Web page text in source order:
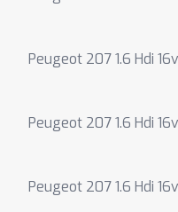
Peugeot 207 1.6 Hdi
Peugeot 207 1.6 Hdi
Peugeot 207 1.6 Hdi